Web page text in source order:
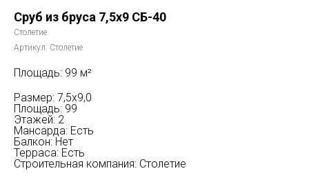
Сруб из бруса 7,5x9 СБ-40
Столетие
Артикул: Столетие
Площадь: 99 м²
Размер: 7,5x9,0
Площадь: 99
Этажей: 2
Мансарда: Есть
Балкон: Нет
Терраса: Есть
Строительная компания: Столетие